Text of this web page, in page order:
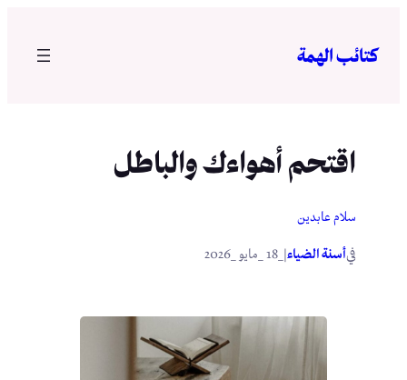
المحتوى
كتائب الهمة
اقتحم أهواءك والباطل
سلام عابدين
فيأسنة الضياء